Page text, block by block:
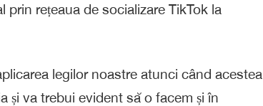
rețeaua de socializare TikTok la
legilor noastre atunci când acestea
și va trebui evident să o facem și în